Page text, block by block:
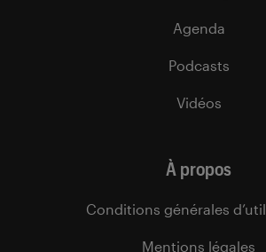
Agenda
Podcasts
Vidéos
À propos
Conditions générales
Mentions légales